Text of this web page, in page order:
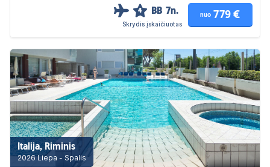
4 BB 7n.
Skrydis įskaičiuotas
nuo 779 €
Italija, Riminis
2026 Liepa - Spalis